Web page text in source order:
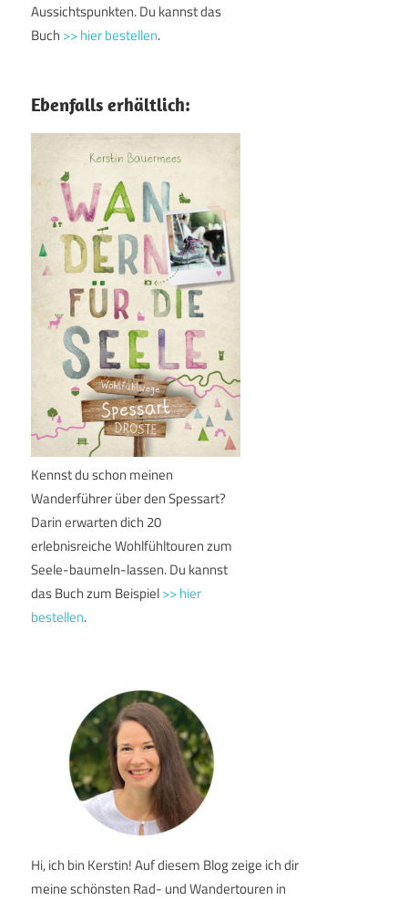
Aussichtspunkten. Du kannst das
Buch >> hier bestellen.
Ebenfalls erhältlich:
Kennst du schon meinen
Wanderführer über den Spessart?
Darin erwarten dich 20
erlebnisreiche Wohlfühltouren zum
Seele-baumeln-lassen. Du kannst
das Buch zum Beispiel>> hier
bestellen.
Hi, ich bin Kerstin! Auf diesem Blog zeige ich dir
meine schönsten Rad- und Wandertouren in